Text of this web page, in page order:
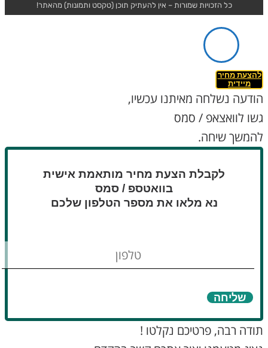
כל הזכויות שמורות – אין להעתיק תוכן (טקסט ותמונות) מהאתר!
להצעת מחיר
מיידית
הודעה נשלחה מאיתנו עכשיו,
גשו לוואצאפ / סמס
להמשך שיחה.
לקבלת הצעת מחיר מותאמת אישית
בוואטספ / סמס
נא מלאו את מספר הטלפון שלכם
שליחה
תודה רבה, פרטיכם נקלטו !